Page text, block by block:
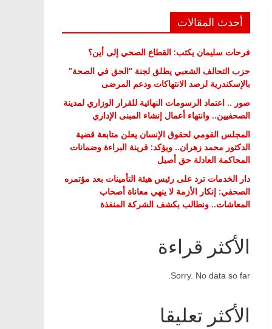
أحدث المقالات
فرحات سليمان يكتب: القطاع الصحي إلى أين؟
حزب التحالف الشعبي يطلق لجنة “الحق في الصحة”
بالإسكندرية لرصد الانتهاكات ودعم المرضى
صور .. اعتماد الرسومات النهائية للقرار الوزاري لمدينة
الصحفيين.. وانتهاء أعمال إنشاء المبنى الإداري
المجلس القومي لحقوق الإنسان يعلن متابعة قضية
الدكتور محمد زهران.. ويؤكد: قرينة البراءة وضمانات
المحاكمة العادلة حق أصيل
دار الخدمات ترد على رئيس هيئة التأمينات بعد مؤتمره
الصحفي: إنكار الأزمة لا ينهي معاناة أصحاب
المعاشات.. ونطالب بكشف الشركة المنفذة
الأكثر قراءة
Sorry. No data so far.
الأكثر تعليقا